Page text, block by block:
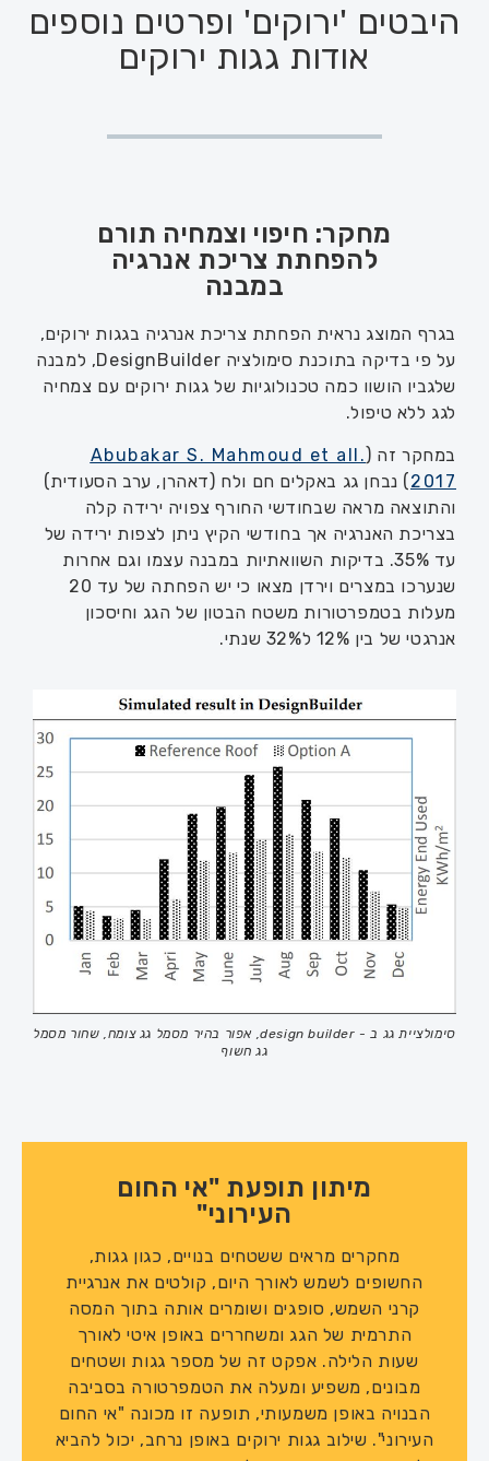
היבטים 'ירוקים' ופרטים נוספים
אודות גגות ירוקים
מחקר: חיפוי וצמחיה תורם
להפחתת צריכת אנרגיה
במבנה
בגרף המוצג נראית הפחתת צריכת אנרגיה בגגות ירוקים,
על פי בדיקה בתוכנת סימולציה DesignBuilder, למבנה
שלגביו הושוו כמה טכנולוגיות של גגות ירוקים עם צמחיה
לגג ללא טיפול.
במחקר זה (Abubakar S. Mahmoud et all.
2017) נבחן גג באקלים חם ולח (דאהרן, ערב הסעודית)
והתוצאה מראה שבחודשי החורף צפויה ירידה קלה
בצריכת האנרגיה אך בחודשי הקיץ ניתן לצפות ירידה של
עד 35%. בדיקות השוואתיות במבנה עצמו וגם אחרות
שנערכו במצרים וירדן מצאו כי יש הפחתה של עד 20
מעלות בטמפרטורות משטח הבטון של הגג וחיסכון
אנרגטי של בין 12% ל32% שנתי.
סימולציית גג ב - design builder, אפור בהיר מסמל גג צומח, שחור מסמל
גג חשוף
מיתון תופעת "אי החום
העירוני"
מחקרים מראים ששטחים בנויים, כגון גגות,
החשופים לשמש לאורך היום, קולטים את אנרגיית
קרני השמש, סופגים ושומרים אותה בתוך המסה
התרמית של הגג ומשחררים באופן איטי לאורך
שעות הלילה. אפקט זה של מספר גגות ושטחים
מבונים, משפיע ומעלה את הטמפרטורה בסביבה
הבנויה באופן משמעותי, תופעה זו מכונה "אי החום
העירוני". שילוב גגות ירוקים באופן נרחב, יכול להביא